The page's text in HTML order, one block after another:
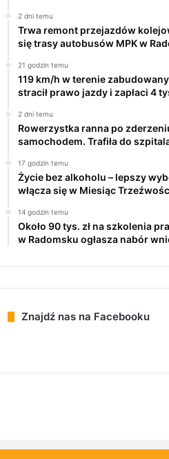
2 dni temu
Trwa remont przejazdów
się trasy autobusów MPK w
21 godzin temu
119 km/h w terenie
stracił prawo jazdy i zapłaci 4
2 dni temu
Rowerzystka ranna po
samochodem. Trafiła do
17 godzin temu
Życie bez alkoholu – lepszy
włącza się w Miesiąc
14 godzin temu
Około 90 tys. zł na szkolenia
w Radomsku ogłasza nabór
Znajdź nas na Facebooku